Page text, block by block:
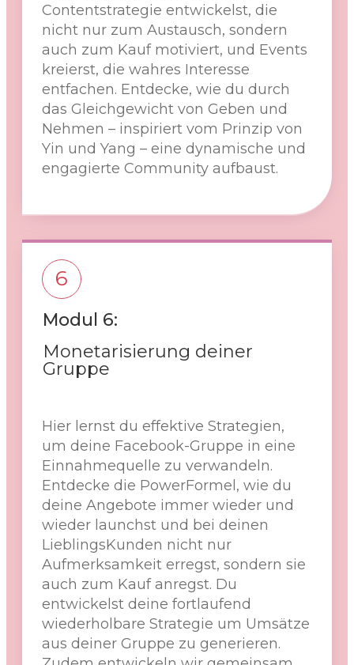
Contentstrategie entwickelst, die
nicht nur zum Austausch, sondern
auch zum Kauf motiviert, und Events
kreierst, die wahres Interesse
entfachen. Entdecke, wie du durch
das Gleichgewicht von Geben und
Nehmen – inspiriert vom Prinzip von
Yin und Yang – eine dynamische und
engagierte Community aufbaust.
6
Modul 6:
Monetarisierung deiner
Gruppe
Hier lernst du effektive Strategien,
um deine Facebook-Gruppe in eine
Einnahmequelle zu verwandeln.
Entdecke die PowerFormel, wie du
deine Angebote immer wieder und
wieder launchst und bei deinen
LieblingsKunden nicht nur
Aufmerksamkeit erregst, sondern sie
auch zum Kauf anregst. Du
entwickelst deine fortlaufend
wiederholbare Strategie um Umsätze
aus deiner Gruppe zu generieren.